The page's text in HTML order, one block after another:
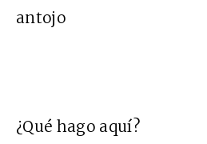
antojo
¿Qué hago aquí?